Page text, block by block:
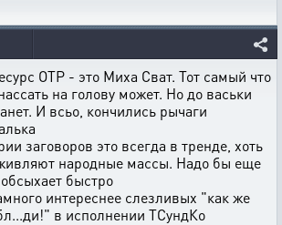
ОТР - это Миха Сват. Тот самый что
на голову может. Но до васьки
И всьо, кончились рычаги
заговоров это всегда в тренде, хоть
народные массы. Надо бы еще
быстро
интереснее слезливых "как же
в исполнении ТСундКо